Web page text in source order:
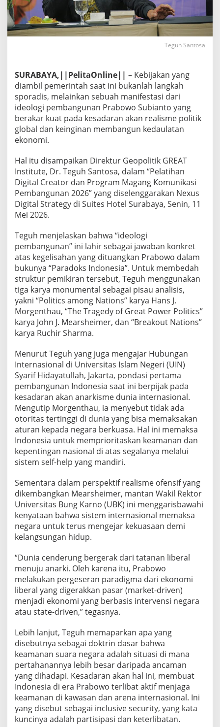
Teguh Santosa
SURABAYA,||PelitaOnline|| – Kebijakan yang
diambil pemerintah saat ini bukanlah langkah
sporadis, melainkan sebuah manifestasi dari
ideologi pembangunan Prabowo Subianto yang
berakar kuat pada kesadaran akan realisme politik
global dan keinginan membangun kedaulatan
ekonomi.
Hal itu disampaikan Direktur Geopolitik GREAT
Institute, Dr. Teguh Santosa, dalam “Pelatihan
Digital Creator dan Program Magang Komunikasi
Pembangunan 2026” yang diselenggarakan Nexus
Digital Strategy di Suites Hotel Surabaya, Senin, 11
Mei 2026.
Teguh menjelaskan bahwa “ideologi
pembangunan” ini lahir sebagai jawaban konkret
atas kegelisahan yang dituangkan Prabowo dalam
bukunya “Paradoks Indonesia”. Untuk membedah
struktur pemikiran tersebut, Teguh menggunakan
tiga karya monumental sebagai pisau analisis,
yakni “Politics among Nations” karya Hans J.
Morgenthau, “The Tragedy of Great Power Politics”
karya John J. Mearsheimer, dan “Breakout Nations”
karya Ruchir Sharma.
Menurut Teguh yang juga mengajar Hubungan
Internasional di Universitas Islam Negeri (UIN)
Syarif Hidayatullah, Jakarta, pondasi pertama
pembangunan Indonesia saat ini berpijak pada
kesadaran akan anarkisme dunia internasional.
Mengutip Morgenthau, ia menyebut tidak ada
otoritas tertinggi di dunia yang bisa memaksakan
aturan kepada negara berkuasa. Hal ini memaksa
Indonesia untuk memprioritaskan keamanan dan
kepentingan nasional di atas segalanya melalui
sistem self-help yang mandiri.
Sementara dalam perspektif realisme ofensif yang
dikembangkan Mearsheimer, mantan Wakil Rektor
Universitas Bung Karno (UBK) ini menggarisbawahi
kenyataan bahwa sistem internasional memaksa
negara untuk terus mengejar kekuasaan demi
kelangsungan hidup.
“Dunia cenderung bergerak dari tatanan liberal
menuju anarki. Oleh karena itu, Prabowo
melakukan pergeseran paradigma dari ekonomi
liberal yang digerakkan pasar (market-driven)
menjadi ekonomi yang berbasis intervensi negara
atau state-driven,” tegasnya.
Lebih lanjut, Teguh memaparkan apa yang
disebutnya sebagai doktrin dasar bahwa
keamanan suara negara adalah situasi di mana
pertahanannya lebih besar daripada ancaman
yang dihadapi. Kesadaran akan hal ini, membuat
Indonesia di era Prabowo terlibat aktif menjaga
keamanan di kawasan dan arena internasional. Ini
yang disebut sebagai inclusive security, yang kata
kuncinya adalah partisipasi dan keterlibatan.